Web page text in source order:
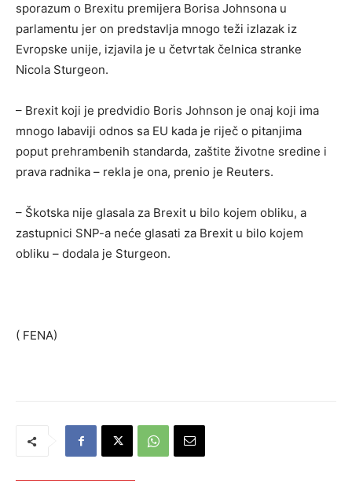
sporazum o Brexitu premijera Borisa Johnsona u
parlamentu jer on predstavlja mnogo teži izlazak iz
Evropske unije, izjavila je u četvrtak čelnica stranke
Nicola Sturgeon.
– Brexit koji je predvidio Boris Johnson je onaj koji ima
mnogo labaviji odnos sa EU kada je riječ o pitanjima
poput prehrambenih standarda, zaštite životne sredine i
prava radnika – rekla je ona, prenio je Reuters.
– Škotska nije glasala za Brexit u bilo kojem obliku, a
zastupnici SNP-a neće glasati za Brexit u bilo kojem
obliku – dodala je Sturgeon.
( FENA)